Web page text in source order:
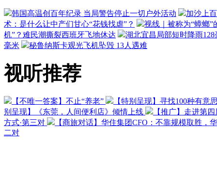
韩国高温创百年纪录 当局警告停止一切户外活动
加沙上
术：是什么让中产们甘心“花钱找虐”？
视线｜被称为“蟑螂
机”？难民潮撕裂西班牙飞地休达
湖北宜昌局部短时降雨
毫米
秘鲁纳斯卡观光飞机坠毁 13人遇难
视听推荐
【不唯一答案】不止“养老”
【特别呈现】寻找100种有意
别呈现】《东莞，人间便利店》倾情上线
【推广】走进第
方式·第三对
【商旅对话】华住集团CFO：不靠规模取胜，
二对